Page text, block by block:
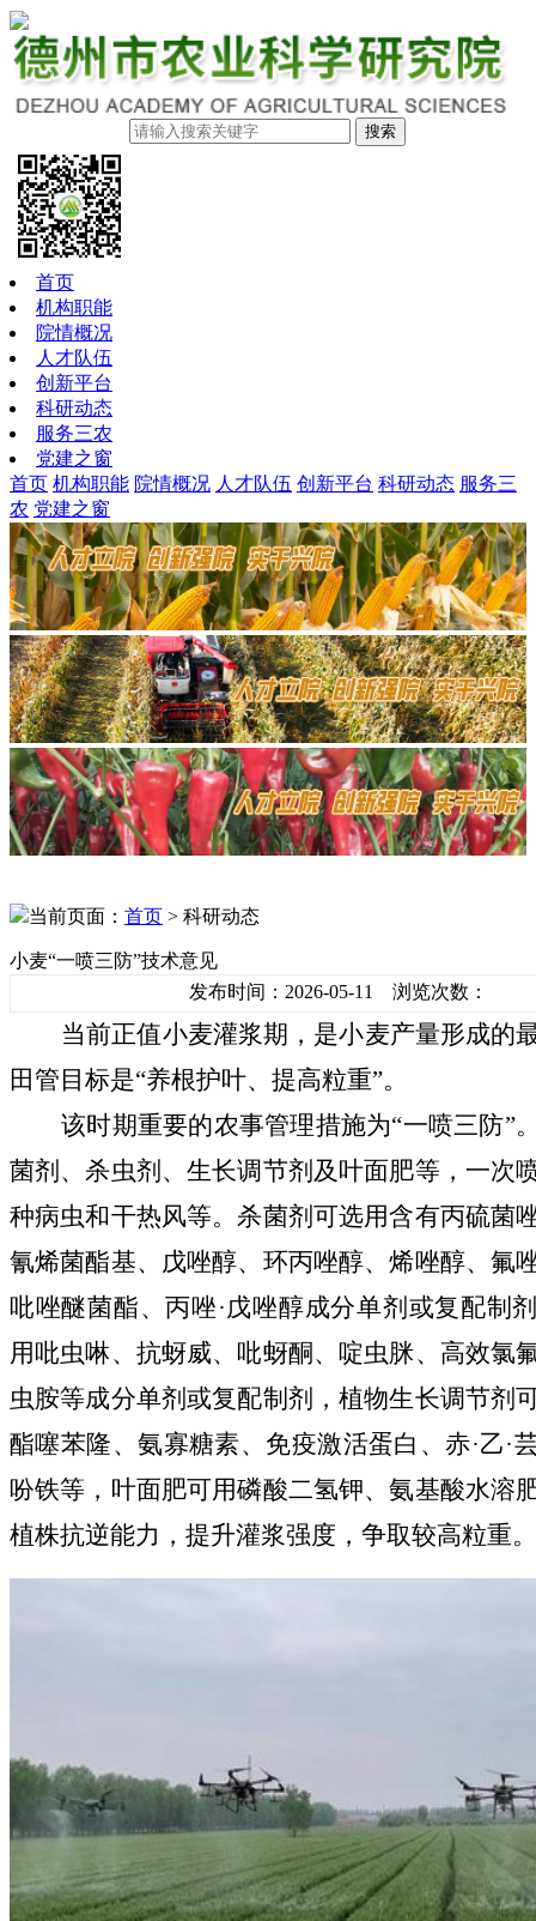
搜索
首页
机构职能
院情概况
人才队伍
创新平台
科研动态
服务三农
党建之窗
首页 机构职能 院情概况 人才队伍 创新平台 科研动态 服务三
农 党建之窗
当前页面： 首页 > 科研动态
小麦“一喷三防”技术意见
发布时间：2026-05-11 浏览次数：
当前正值小麦灌浆期 ， 是小麦产量形成的
田管目标是“养根护叶、提高粒重”。
该时期重要的农事管理措施为“一喷三防”
菌剂、杀虫剂、生长调节剂及叶面肥等，一次
种病虫和干热风等。杀菌剂可选用含有丙硫菌
氰烯菌酯基、戊唑醇、环丙唑醇、烯唑醇、氟
吡唑醚菌酯、丙唑·戊唑醇成分单剂或复配制
用吡虫啉、抗蚜威、吡蚜酮、啶虫脒、高效氯
虫胺等成分单剂或复配制剂，植物生长调节剂
酯噻苯隆、氨寡糖素、免疫激活蛋白、赤·乙·
吩铁等，叶面肥可用磷酸二氢钾、氨基酸水溶
植株抗逆能力，提升灌浆强度，争取较高粒重。